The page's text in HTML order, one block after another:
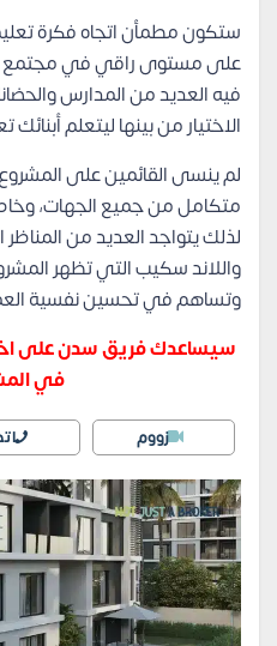
ستكون مطمأن اتجاه فكرة
على مستوى راقي في مجتمع
فيه العديد من المدارس
الاختيار من بينها ليتعلم
لم ينسى القائمين على
متكامل من جميع الجهات،
لذلك يتواجد العديد من المناظر
واللاند سكيب التي تظهر
وتساهم في تحسين نفسية
سيساعدك فريق سدن على
في
زووم